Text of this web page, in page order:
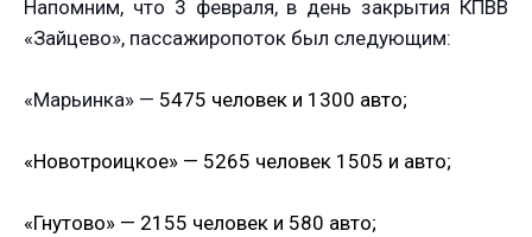
Напомним, что 3 февраля, в день закрытия КПВВ
«Зайцево», пассажиропоток был следующим:
«Марьинка» — 5475 человек и 1300 авто;
«Новотроицкое» — 5265 человек 1505 и авто;
«Гнутово» — 2155 человек и 580 авто;